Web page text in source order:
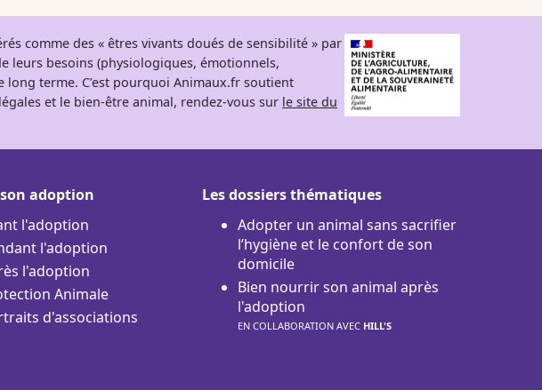
comme des « êtres vivants doués de sensibilité » par
leurs besoins (physiologiques, émotionnels,
long terme. C’est pourquoi Animaux.fr soutient
et le bien-être animal, rendez-vous sur le site du
adoption
l'adoption
l'adoption
l'adoption
Animale
d'associations
Les dossiers thématiques
Adopter un animal sans sacrifier
l’hygiène et le confort de son
domicile
Bien nourrir son animal après
l'adoption
EN COLLABORATION AVEC HILL'S